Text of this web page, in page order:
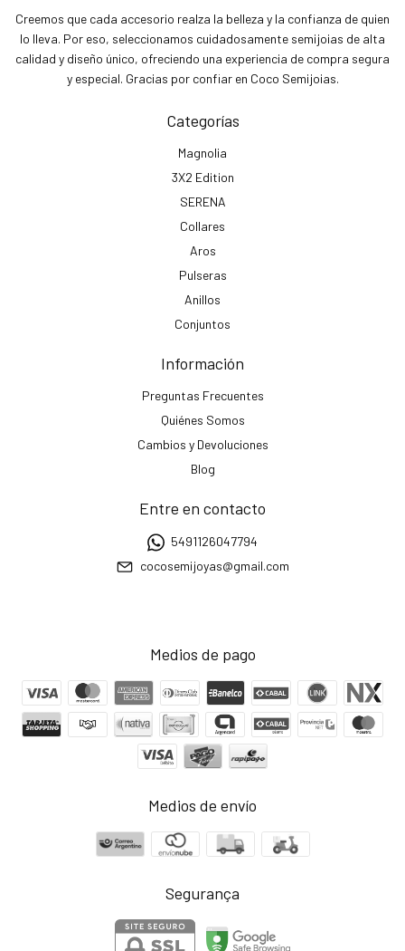
Creemos que cada accesorio realza la belleza y la confianza de quien
lo lleva. Por eso, seleccionamos cuidadosamente semijoias de alta
calidad y diseño único, ofreciendo una experiencia de compra segura
y especial. Gracias por confiar en Coco Semijoias.
Categorías
Magnolia
3X2 Edition
SERENA
Collares
Aros
Pulseras
Anillos
Conjuntos
Información
Preguntas Frecuentes
Quiénes Somos
Cambios y Devoluciones
Blog
Entre en contacto
5491126047794
cocosemijoyas@gmail.com
Medios de pago
Medios de envío
Segurança